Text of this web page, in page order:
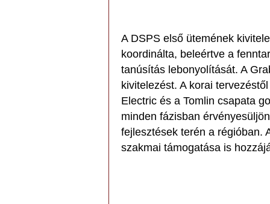
A DSPS első ütemének
koordinálta, beleértve a
tanúsítás lebonyolítását. A
kivitelezést. A korai
Electric és a Tomlin csapata
minden fázisban
fejlesztések terén a régióban.
szakmai támogatása is